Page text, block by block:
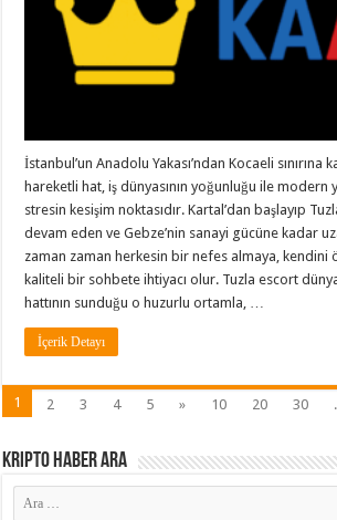
İstanbul’un Anadolu Yakası’ndan Kocaeli sınırına
hareketli hat, iş dünyasının yoğunluğu ile modern
stresin kesişim noktasıdır. Kartal’dan başlayıp
devam eden ve Gebze’nin sanayi gücüne kadar
zaman zaman herkesin bir nefes almaya, kendini
kaliteli bir sohbete ihtiyacı olur. Tuzla escort
hattının sunduğu o huzurlu ortamla, …
İçerik Detayı
1 2 3 4 5 » 10 20 30
Kripto Haber ARA